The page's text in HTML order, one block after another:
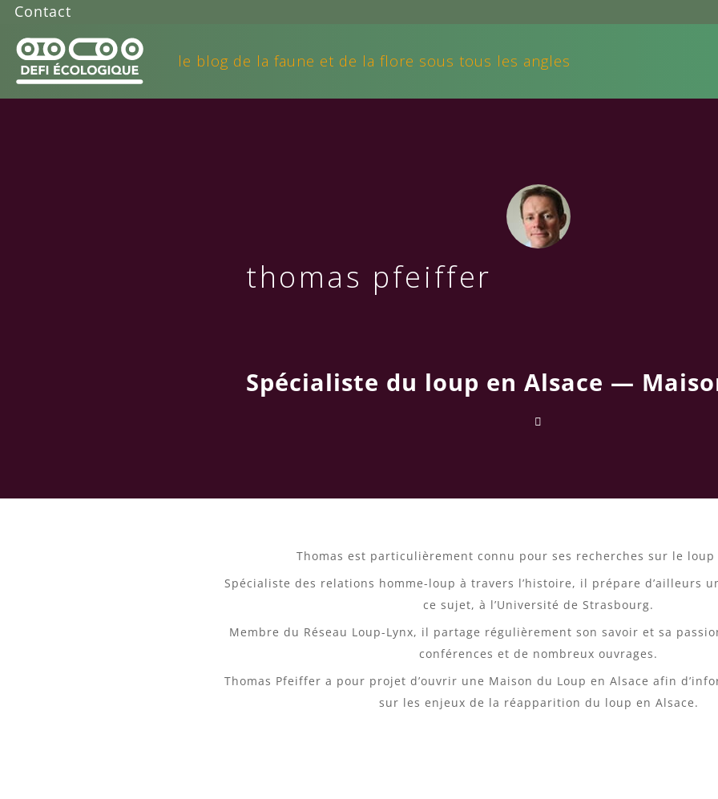
Contact
le blog de la faune et de la flore sous tous les angles
thomas pfeiffer
Spécialiste du loup en Alsace —
Thomas est particulièrement connu pour ses recherches sur le loup
Spécialiste des relations homme-loup à travers l’histoire, il prépare d’ailleurs
ce sujet, à l’Université de Strasbourg.
Membre du Réseau Loup-Lynx, il partage régulièrement son savoir et sa
conférences et de nombreux ouvrages.
Thomas Pfeiffer a pour projet d’ouvrir une Maison du Loup en Alsace afin
sur les enjeux de la réapparition du loup en Alsace.